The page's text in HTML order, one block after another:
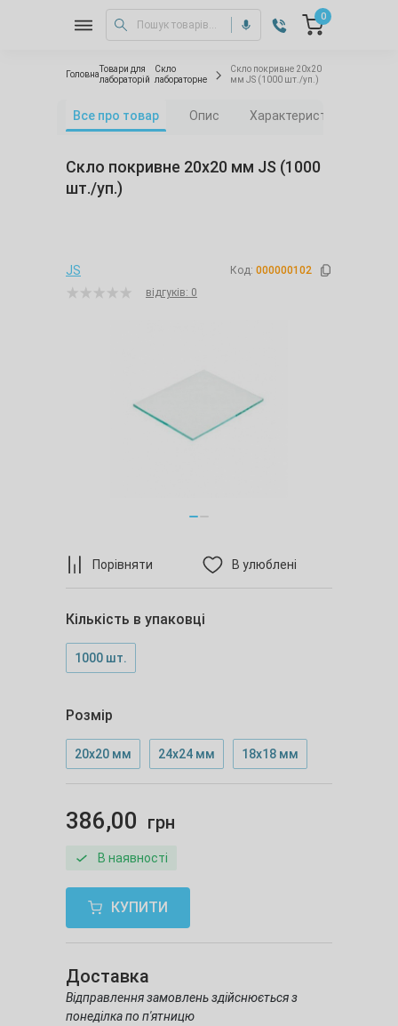
0
Головна
Товари для
лабораторій
Скло
лабораторне
Скло покривне 20х20
мм JS (1000 шт./уп.)
Все про товар Опис Характеристики
Порівняти В улюблені
Скло покривне 20х20 мм JS (1000
шт./уп.)
JS Код: 000000102
відгуків: 0
Кількість в упаковці
1000 шт.
Розмір
20х20 мм 24х24 мм 18х18 мм
386,00 грн
В наявності
КУПИТИ
Доставка
Відправлення замовлень здійснюється з
понеділка по п'ятницю